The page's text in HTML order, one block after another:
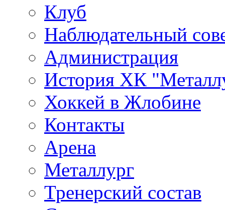
Клуб
Наблюдательный
Администрация
История ХК
Хоккей в Жлобине
Контакты
Арена
Металлург
Тренерский состав